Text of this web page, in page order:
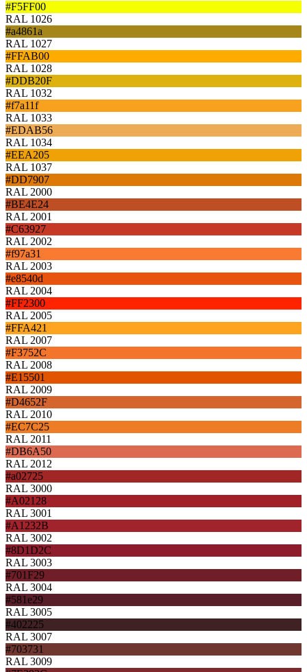
#F5FF00
RAL 1026
#a4861a
RAL 1027
#FFAB00
RAL 1028
#DDB20F
RAL 1032
#f7a11f
RAL 1033
#EDAB56
RAL 1034
#EEA205
RAL 1037
#DD7907
RAL 2000
#BE4E24
RAL 2001
#C63927
RAL 2002
#f97a31
RAL 2003
#e8540d
RAL 2004
#FF2300
RAL 2005
#FFA421
RAL 2007
#F3752C
RAL 2008
#E15501
RAL 2009
#D4652F
RAL 2010
#EC7C25
RAL 2011
#DB6A50
RAL 2012
#a02725
RAL 3000
#A02128
RAL 3001
#A1232B
RAL 3002
#8D1D2C
RAL 3003
#701F29
RAL 3004
#581e29
RAL 3005
#402225
RAL 3007
#703731
RAL 3009